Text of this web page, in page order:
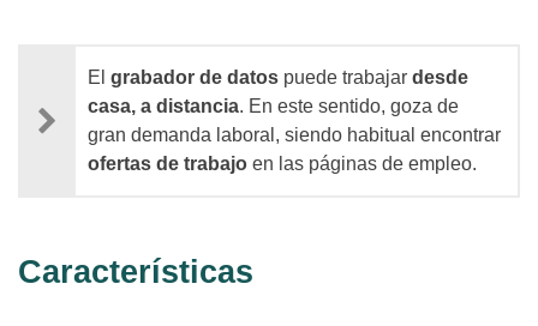
El grabador de datos puede trabajar desde
casa, a distancia. En este sentido, goza de
gran demanda laboral, siendo habitual encontrar
ofertas de trabajo en las páginas de empleo.
Características